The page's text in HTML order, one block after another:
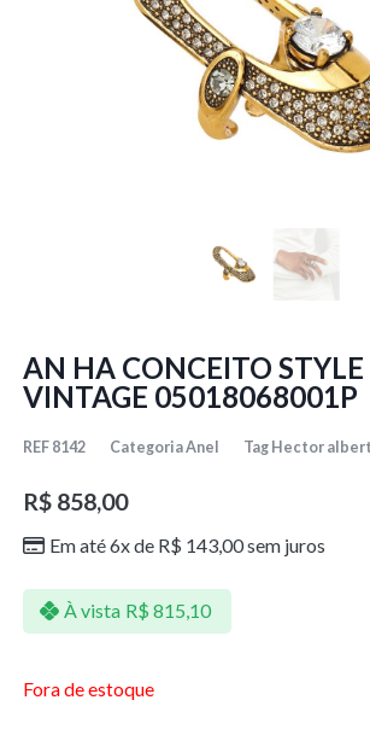
AN HA CONCEITO
VINTAGE 05018068001P
REF 8142 CategoriaAnel Tag Hector
R$858,00
Em até 6x de R$ 143,00sem juros
À vista R$ 815,10
Fora de estoque